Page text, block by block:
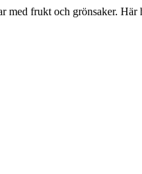
med frukt och grönsaker.